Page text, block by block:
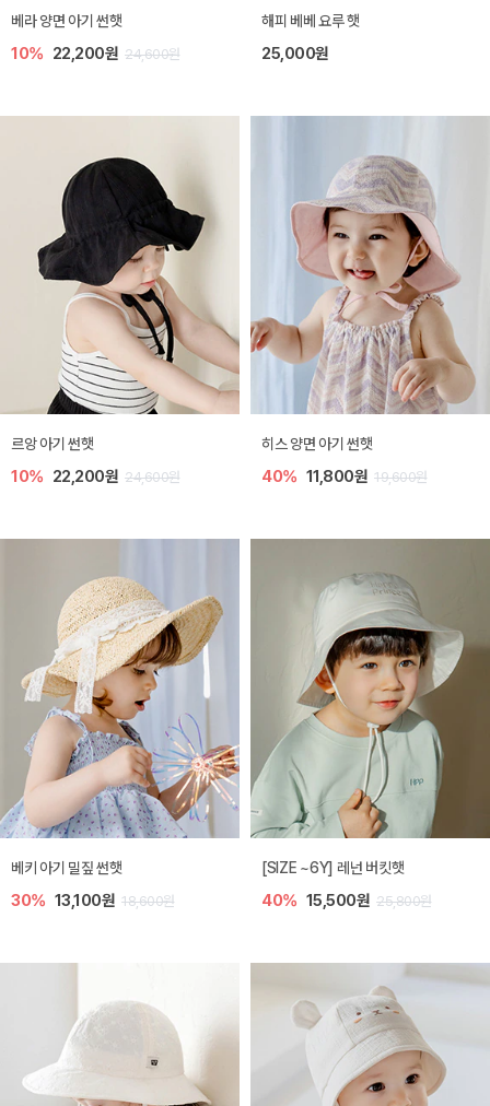
베라 양면 아기 썬햇
10% 22,200원 24,600원
해피 베베 요루 햇
25,000원
르앙 아기 썬햇
10% 22,200원 24,600원
히스 양면 아기 썬햇
40% 11,800원 19,600원
베키 아기 밀짚 썬햇
30% 13,100원 18,600원
[SIZE ~6Y] 레넌 버킷햇
40% 15,500원 25,800원